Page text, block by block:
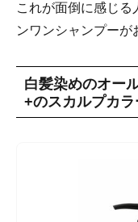
これが面倒に感じる
ンワンシャンプーが
白髪染めのオー
+のスカルプカラ